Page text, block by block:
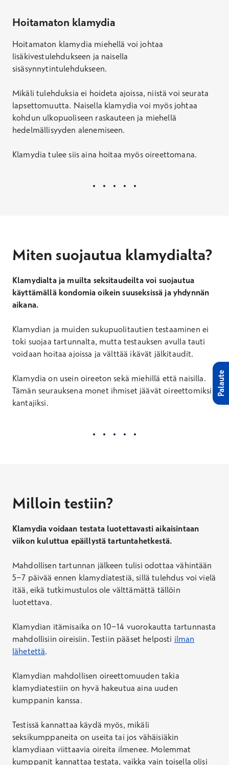
Hoitamaton klamydia
Hoitamaton klamydia miehellä voi johtaa
lisäkivestulehdukseen ja naisella
sisäsynnytintulehdukseen.
Mikäli tulehduksia ei hoideta ajoissa, niistä voi seurata
lapsettomuutta. Naisella klamydia voi myös johtaa
kohdun ulkopuoliseen raskauteen ja miehellä
hedelmällisyyden alenemiseen.
Klamydia tulee siis aina hoitaa myös oireettomana.
Miten suojautua klamydialta?
Klamydialta ja muilta seksitaudeilta voi suojautua
käyttämällä kondomia oikein suuseksissä ja yhdynnän
aikana.
Klamydian ja muiden sukupuolitautien testaaminen ei
toki suojaa tartunnalta, mutta testauksen avulla tauti
voidaan hoitaa ajoissa ja välttää ikävät jälkitaudit.
Klamydia on usein oireeton sekä miehillä että naisilla.
Tämän seurauksena monet ihmiset jäävät oireettomiksi
kantajiksi.
Milloin testiin?
Klamydia voidaan testata luotettavasti aikaisintaan
viikon kuluttua epäillystä tartuntahetkestä.
Mahdollisen tartunnan jälkeen tulisi odottaa vähintään
5−7 päivää ennen klamydiatestiä, sillä tulehdus voi vielä
itää, eikä tutkimustulos ole välttämättä tällöin
luotettava.
Klamydian itämisaika on 10−14 vuorokautta tartunnasta
mahdollisiin oireisiin. Testiin pääset helposti ilman
lähetettä.
Klamydian mahdollisen oireettomuuden takia
klamydiatestiin on hyvä hakeutua aina uuden
kumppanin kanssa.
Testissä kannattaa käydä myös, mikäli
seksikumppaneita on useita tai jos vähäisiäkin
klamydiaan viittaavia oireita ilmenee. Molemmat
kumppanit kannattaa testata, vaikka vain toisella olisi
Palaute